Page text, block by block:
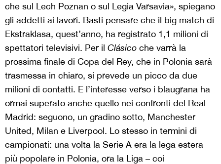
che sul Lech Poznan o sul Legia Varsavia», spiegano
gli addetti ai lavori. Basti pensare che il big match di
Ekstraklasa, quest’anno, ha registrato 1,1 milioni di
spettatori televisivi. Per il Clásico che varrà la
prossima finale di Copa del Rey, che in Polonia sarà
trasmessa in chiaro, si prevede un picco da due
milioni di contatti. E l’interesse verso i blaugrana ha
ormai superato anche quello nei confronti del Real
Madrid: seguono, un gradino sotto, Manchester
United, Milan e Liverpool. Lo stesso in termini di
campionati: una volta la Serie A era la lega estera
più popolare in Polonia, ora la Liga – coi